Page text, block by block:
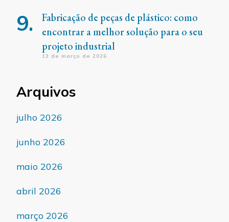
Fabricação de peças de plástico: como
encontrar a melhor solução para o seu
projeto industrial
13 de março de 2026
Arquivos
julho 2026
junho 2026
maio 2026
abril 2026
março 2026